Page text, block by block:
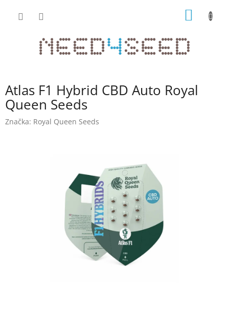
Atlas F1 Hybrid CBD Auto Royal
Queen Seeds
Značka: Royal Queen Seeds